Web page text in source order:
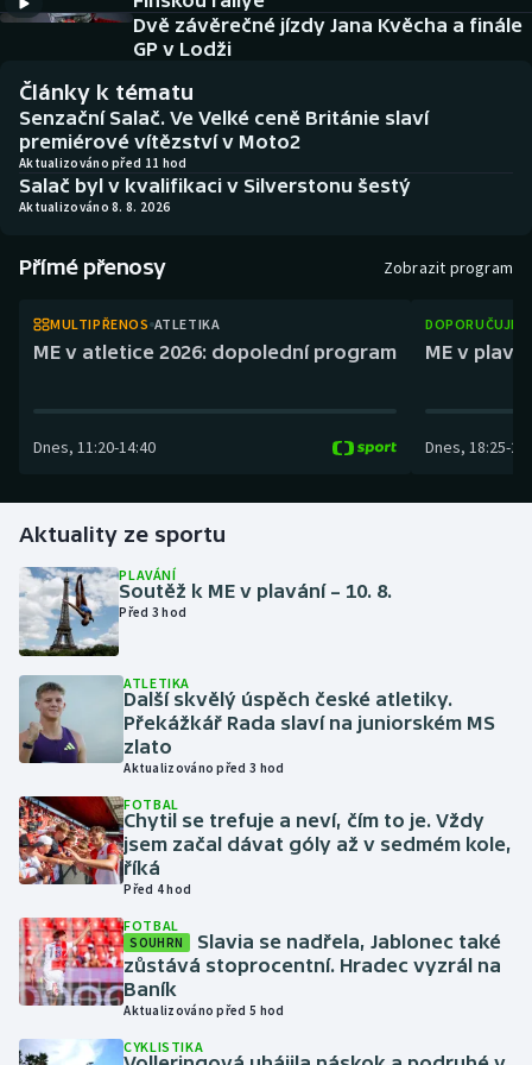
Baseball a softbal
Biatlon
Boby a skeleton
Dostihy
Golf
Gymnastika
Házená
Jezdectví
Judo
Krasobruslení
Lezení
Lyže a snowboard
Moderní pětiboj
Motorsport
Soutěže
Aplikace ČT sport
AZ kvíz
Dvě závěrečné jízdy Jana Kvěcha a finále
GP v Lodži
Články k tématu
Senzační Salač. Ve Velké ceně Británie slaví
premiérové vítězství v Moto2
Aktualizováno před 11 hod
Salač byl v kvalifikaci v Silverstonu šestý
Aktualizováno 8. 8. 2026
Přímé přenosy Zobrazit program
MULTIPŘENOS ATLETIKA
ME v atletice 2026: dopolední program
Dnes, 11:20-14:40
ME v
Dnes, 18:25-
Aktuality ze sportu
PLAVÁNÍ
Soutěž k ME v plavání – 10. 8.
Před 3 hod
ATLETIKA
Další skvělý úspěch české atletiky.
Překážkář Rada slaví na juniorském MS
zlato
Aktualizováno před 3 hod
FOTBAL
Chytil se trefuje a neví, čím to je. Vždy
jsem začal dávat góly až v sedmém kole,
říká
Před 4 hod
FOTBAL
SOUHRN
Slavia se nadřela, Jablonec také
zůstává stoprocentní. Hradec vyzrál na
Baník
Aktualizováno před 5 hod
CYKLISTIKA